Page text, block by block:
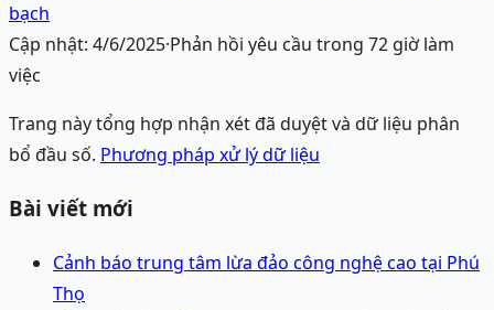
bạch
Cập nhật: 4/6/2025·Phản hồi yêu cầu trong 72 giờ làm
việc
Trang này tổng hợp nhận xét đã duyệt và dữ liệu phân
bổ đầu số. Phương pháp xử lý dữ liệu
Bài viết mới
Cảnh báo trung tâm lừa đảo công nghệ cao tại Phú
Thọ